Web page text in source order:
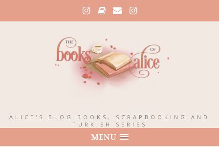
ALICE'S BLOG BOOKS, SCRAPBOOKING AND
TURKISH SERIES
MENU